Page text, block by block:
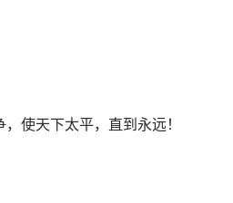
使天下太平，直到永远！